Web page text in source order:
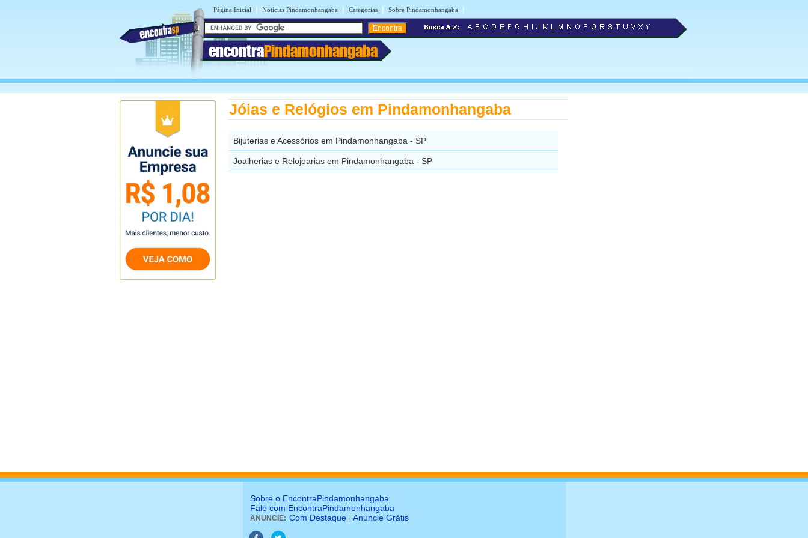
Página Inicial | Notícias Pindamonhangaba | Categorias | Sobre Pindamonhangaba |
encontraPindamonhangaba
Jóias e Relógios em Pindamonhangaba
Bijuterias e Acessórios em Pindamonhangaba - SP
Joalherias e Relojoarias em Pindamonhangaba - SP
Sobre o EncontraPindamonhangaba
Fale com EncontraPindamonhangaba
ANUNCIE: Com Destaque Anuncie Grátis